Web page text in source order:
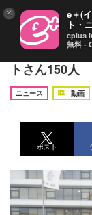
GReeeeN「
トさん150人
ニュース 動画
ポスト
× e＋(
ト・
eplus
無料 -